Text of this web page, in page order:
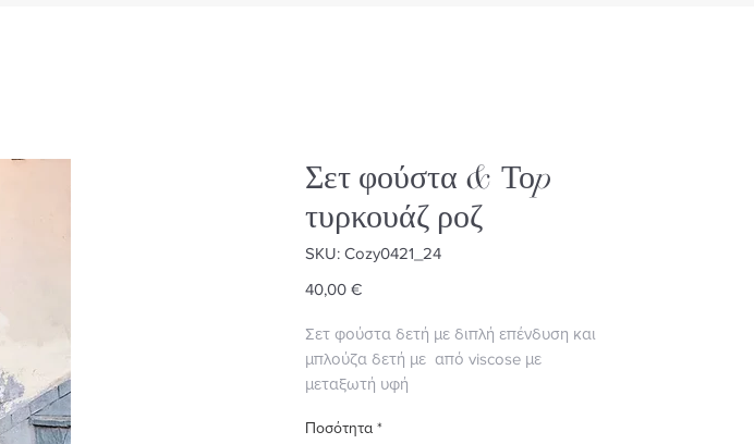
Σετ φούστα & Τοp
τυρκουάζ ροζ
SKU: Cozy0421_24
40,00 €Τιμή
Σετ φούστα δετή με διπλή επένδυση και
μπλούζα δετή με από viscose με
μεταξωτή υφή
Μήκος: 95 εκ.
Ποσότητα *